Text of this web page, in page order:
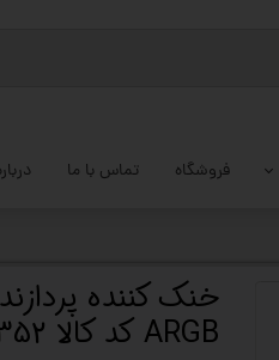
فروشگاه تماس با ما
ARGB کد کالا 9352